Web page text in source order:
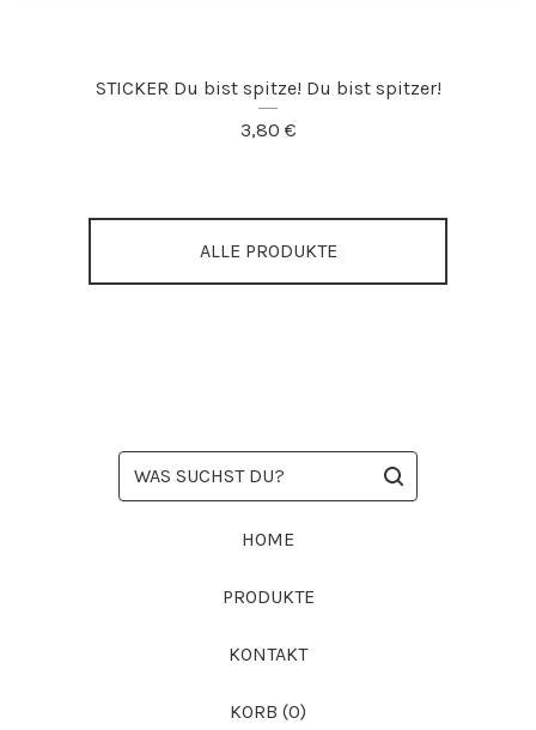
STICKER Du bist spitze! Du bist spitzer!
3,80 €
ALLE PRODUKTE
WAS
SUCHST
HOME
PRODUKTE
KONTAKT
KORB (0)